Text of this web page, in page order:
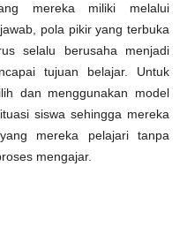
mereka miliki melalui
pola pikir yang terbuka
selalu berusaha menjadi
tujuan belajar. Untuk
dan menggunakan model
siswa sehingga mereka
mereka pelajari tanpa
mengajar.